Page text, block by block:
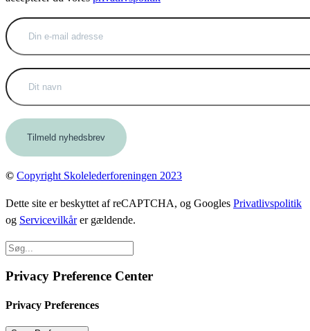
© Copyright Skolelederforeningen 2023
Dette site er beskyttet af reCAPTCHA, og Googles Privatlivspolitik
og Servicevilkårer gældende.
Privacy Preference Center
Privacy Preferences